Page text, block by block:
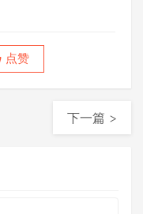
点赞
下一篇 >